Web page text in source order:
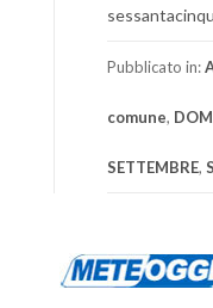
Pubblicato in:
comune,
SETTEMBRE,